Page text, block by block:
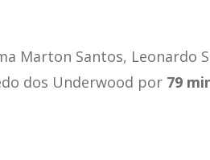
Marton Santos, Leonardo
dos Underwood por 79